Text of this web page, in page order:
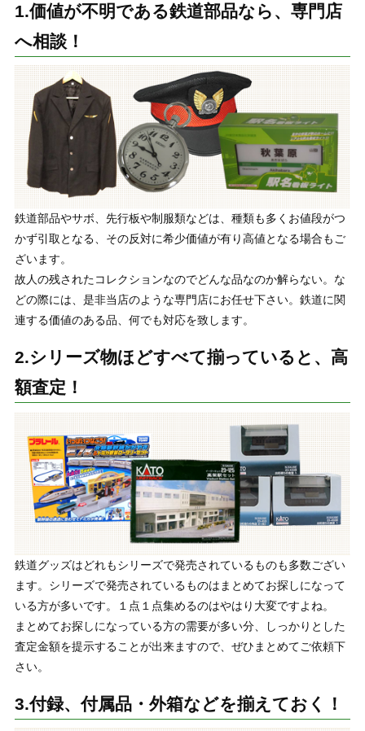
1.価値が不明である鉄道部品なら、専門店
へ相談！
鉄道部品やサボ、先行板や制服類などは、種類も多くお値段がつ
かず引取となる、その反対に希少価値が有り高値となる場合もご
ざいます。
故人の残されたコレクションなのでどんな品なのか解らない。な
どの際には、是非当店のような専門店にお任せ下さい。鉄道に関
連する価値のある品、何でも対応を致します。
2.シリーズ物ほどすべて揃っていると、高
額査定！
鉄道グッズはどれもシリーズで発売されているものも多数ござい
ます。シリーズで発売されているものはまとめてお探しになって
いる方が多いです。１点１点集めるのはやはり大変ですよね。
まとめてお探しになっている方の需要が多い分、しっかりとした
査定金額を提示することが出来ますので、ぜひまとめてご依頼下
さい。
3.付録、付属品・外箱などを揃えておく！